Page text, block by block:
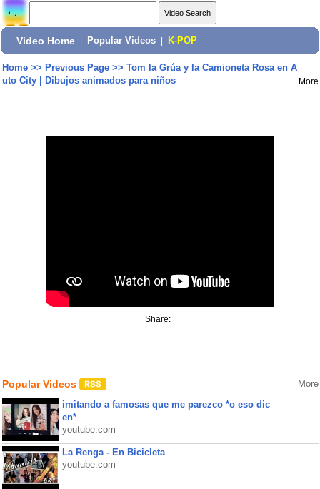
Video Home Popular Videos K-POP
Home>> Previous Page>> Tom la Grúa y la Camioneta Rosa en A
uto City | Dibujos animados para niños
More
Share:
Popular Videos More
imitando a famosas que me parezco *o eso dic
en*
youtube.com
La Renga - En Bicicleta
youtube.com